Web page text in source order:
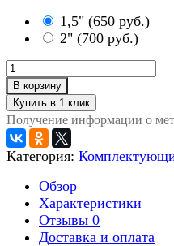
1,5" (650 руб.)
2" (700 руб.)
В корзину
Получение информации о
Категория:
Обзор
Характеристики
Отзывы 0
Доставка и оплата